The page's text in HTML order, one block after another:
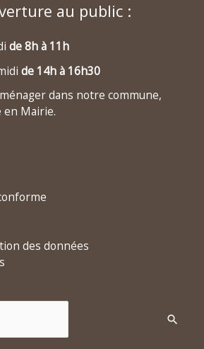
au public :
de 8h à 11h
de 14h à 16h30
dans notre commune,
Mairie.
des données